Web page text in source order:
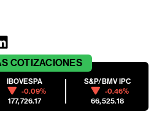
COTIZACIONES
IBOVESPA
-0.09%
177,726.17
S&P/BMV IPC
-0.46%
66,525.18